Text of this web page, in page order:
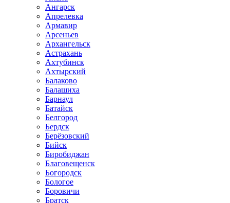
Ангарск
Апрелевка
Армавир
Арсеньев
Архангельск
Астрахань
Ахтубинск
Ахтырский
Балаково
Балашиха
Барнаул
Батайск
Белгород
Бердск
Берёзовский
Бийск
Биробиджан
Благовещенск
Богородск
Бологое
Боровичи
Братск